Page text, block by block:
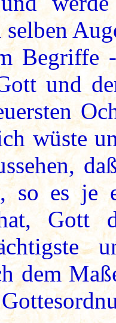
Begriffe
und
wüste
so es je
Gott
dem